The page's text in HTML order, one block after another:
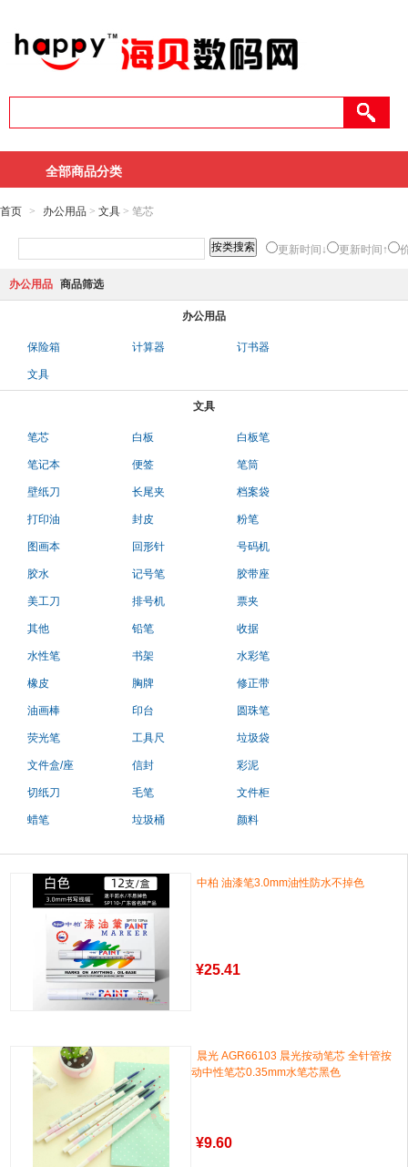
全部商品分类
首页 > 办公用品 > 文具 > 笔芯
更新时间↓ 更新时间↑
办公用品 商品筛选
办公用品
保险箱 计算器 订书器
文具
文具
笔芯 白板 白板笔
笔记本 便签 笔筒
壁纸刀 长尾夹 档案袋
打印油 封皮 粉笔
图画本 回形针 号码机
胶水 记号笔 胶带座
美工刀 排号机 票夹
其他 铅笔 收据
水性笔 书架 水彩笔
橡皮 胸牌 修正带
油画棒 印台 圆珠笔
荧光笔 工具尺 垃圾袋
文件盒/座 信封 彩泥
切纸刀 毛笔 文件柜
蜡笔 垃圾桶 颜料
中柏 油漆笔3.0mm油性防水不掉色
¥25.41
晨光 AGR66103 晨光按动笔芯 全针管按
动中性笔芯0.35mm水笔芯黑色
¥9.60